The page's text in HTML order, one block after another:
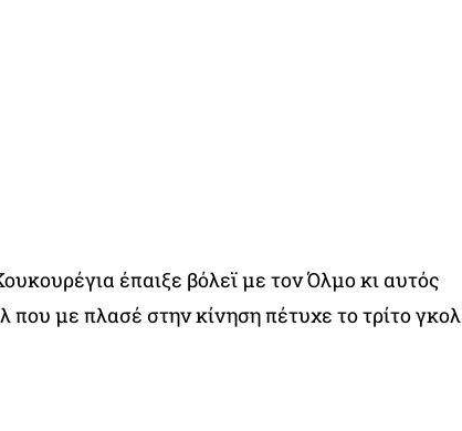
έπαιξε βόλεϊ με τον Όλμο κι αυτός
με πλασέ στην κίνηση πέτυχε το τρίτο γκολ